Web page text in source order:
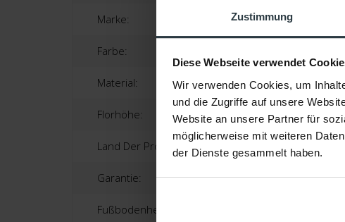
Zustimmung
Diese Webseite verwendet
Wir verwenden Cookies, um
und die Zugriffe auf unsere
Website an unsere Partner für
möglicherweise mit weiteren
der Dienste gesammelt haben.
Marke:
Farbe:
Material:
Florhöhe:
Land Der Produktion:
Garantie: 2
Fußbodenheizung: